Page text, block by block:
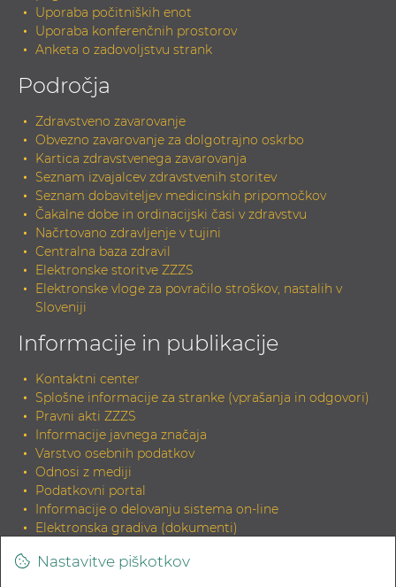
Uporaba počitniških enot
Uporaba konferenčnih prostorov
Anketa o zadovoljstvu strank
Področja
Zdravstveno zavarovanje
Obvezno zavarovanje za dolgotrajno oskrbo
Kartica zdravstvenega zavarovanja
Seznam izvajalcev zdravstvenih storitev
Seznam dobaviteljev medicinskih pripomočkov
Čakalne dobe in ordinacijski časi v zdravstvu
Načrtovano zdravljenje v tujini
Centralna baza zdravil
Elektronske storitve ZZZS
Elektronske vloge za povračilo stroškov, nastalih v
Sloveniji
Informacije in publikacije
Kontaktni center
Splošne informacije za stranke (vprašanja in odgovori)
Pravni akti ZZZS
Informacije javnega značaja
Varstvo osebnih podatkov
Odnosi z mediji
Podatkovni portal
Informacije o delovanju sistema on-line
Elektronska gradiva (dokumenti)
INDOK knjižnica
Nastavitve piškotkov